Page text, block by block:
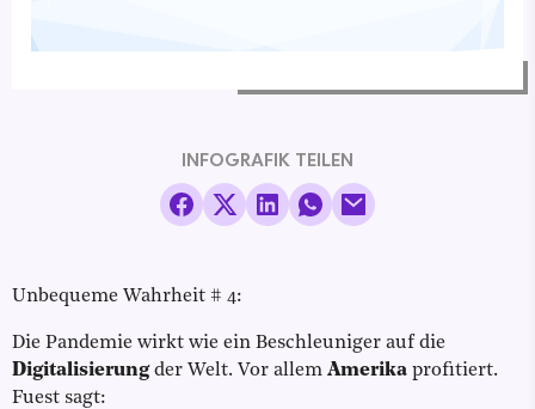
INFOGRAFIK TEILEN
Unbequeme Wahrheit # 4:
Die Pandemie wirkt wie ein Beschleuniger auf die
Digitalisierungder Welt. Vor allem Amerika profitiert.
Fuest sagt: